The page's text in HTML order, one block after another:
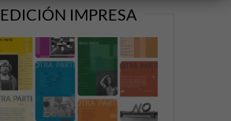
EDICIÓN IMPRESA